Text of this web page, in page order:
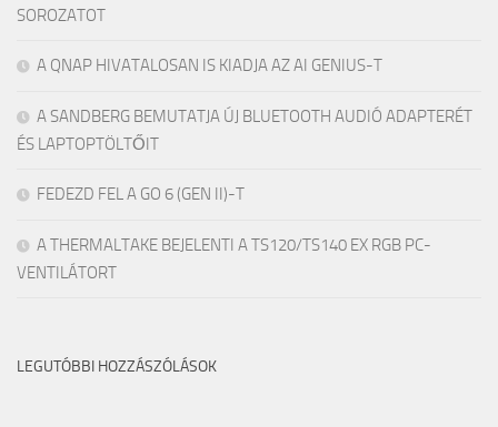
SOROZATOT
A QNAP HIVATALOSAN IS KIADJA AZ AI GENIUS-T
A SANDBERG BEMUTATJA ÚJ BLUETOOTH AUDIÓ ADAPTERÉT
ÉS LAPTOPTÖLTŐIT
FEDEZD FEL A GO 6 (GEN II)-T
A THERMALTAKE BEJELENTI A TS120/TS140 EX RGB PC-
VENTILÁTORT
LEGUTÓBBI HOZZÁSZÓLÁSOK